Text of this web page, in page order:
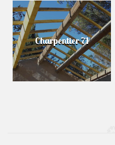
Charpentier 71